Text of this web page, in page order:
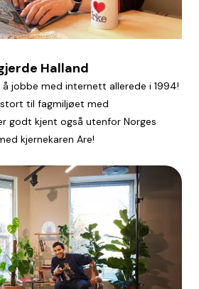
Halland
jobbe med internett allerede i 1994!
til fagmiljøet med
godt kjent også utenfor Norges
kjernekaren Are!